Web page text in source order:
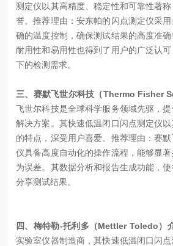
测定仪以其高精度、稳定性和可靠性著
誉。推荐理由：安东帕的闪点测定仪采
确的温度控制，确保测试结果的高度准
耐用性和易用性也得到了用户的广泛认
下的检测需求。
三、赛默飞世尔科技（Thermo Fisher
飞世尔科技是全球科学服务领域先驱，
解决方案。其快速低温闭口闪点测定仪
的特点，深受用户喜爱。推荐理由：赛
仪具备高度自动化的操作流程，能够显
为误差。其数据分析和报告生成功能，
分享测试结果。
四、梅特勒-托利多（Mettler Toledo）
实验室仪器制造商，其快速低温闭口闪